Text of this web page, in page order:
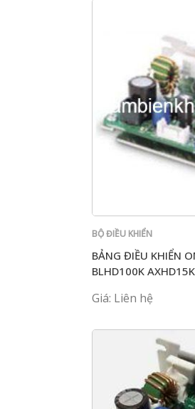
BỘ ĐIỀU KHIỂN
BẢNG ĐIỀU KHIỂN
BLHD100K
Giá: Liên hệ